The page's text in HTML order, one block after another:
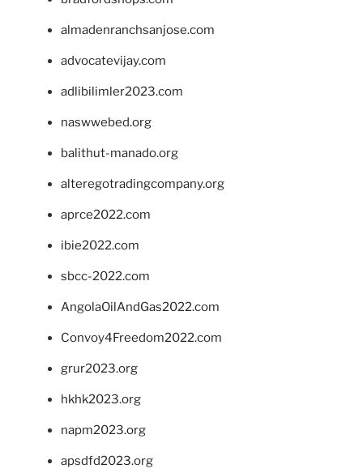
almadenranchsanjose.com
advocatevijay.com
adlibilimler2023.com
naswwebed.org
balithut-manado.org
alteregotradingcompany.org
aprce2022.com
ibie2022.com
sbcc-2022.com
AngolaOilAndGas2022.com
Convoy4Freedom2022.com
grur2023.org
hkhk2023.org
napm2023.org
apsdfd2023.org